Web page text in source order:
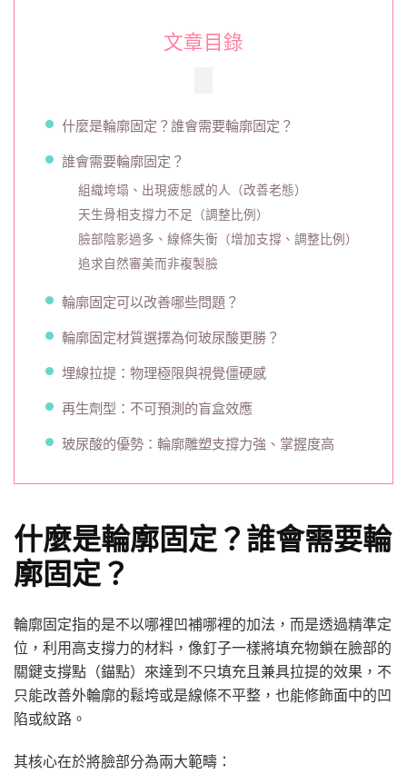
文章目錄
什麼是輪廓固定？誰會需要輪廓固定？
誰會需要輪廓固定？
組織垮塌、出現疲態感的人（改善老態）
天生骨相支撐力不足（調整比例）
臉部陰影過多、線條失衡（增加支撐、調整比例）
追求自然審美而非複製臉
輪廓固定可以改善哪些問題？
輪廓固定材質選擇為何玻尿酸更勝？
埋線拉提：物理極限與視覺僵硬感
再生劑型：不可預測的盲盒效應
玻尿酸的優勢：輪廓雕塑支撐力強、掌握度高
什麼是輪廓固定？誰會需要輪
廓固定？
輪廓固定指的是不以哪裡凹補哪裡的加法，而是透過精準定
位，利用高支撐力的材料，像釘子一樣將填充物鎖在臉部的
關鍵支撐點（錨點）來達到不只填充且兼具拉提的效果，不
只能改善外輪廓的鬆垮或是線條不平整，也能修飾面中的凹
陷或紋路。
其核心在於將臉部分為兩大範疇：